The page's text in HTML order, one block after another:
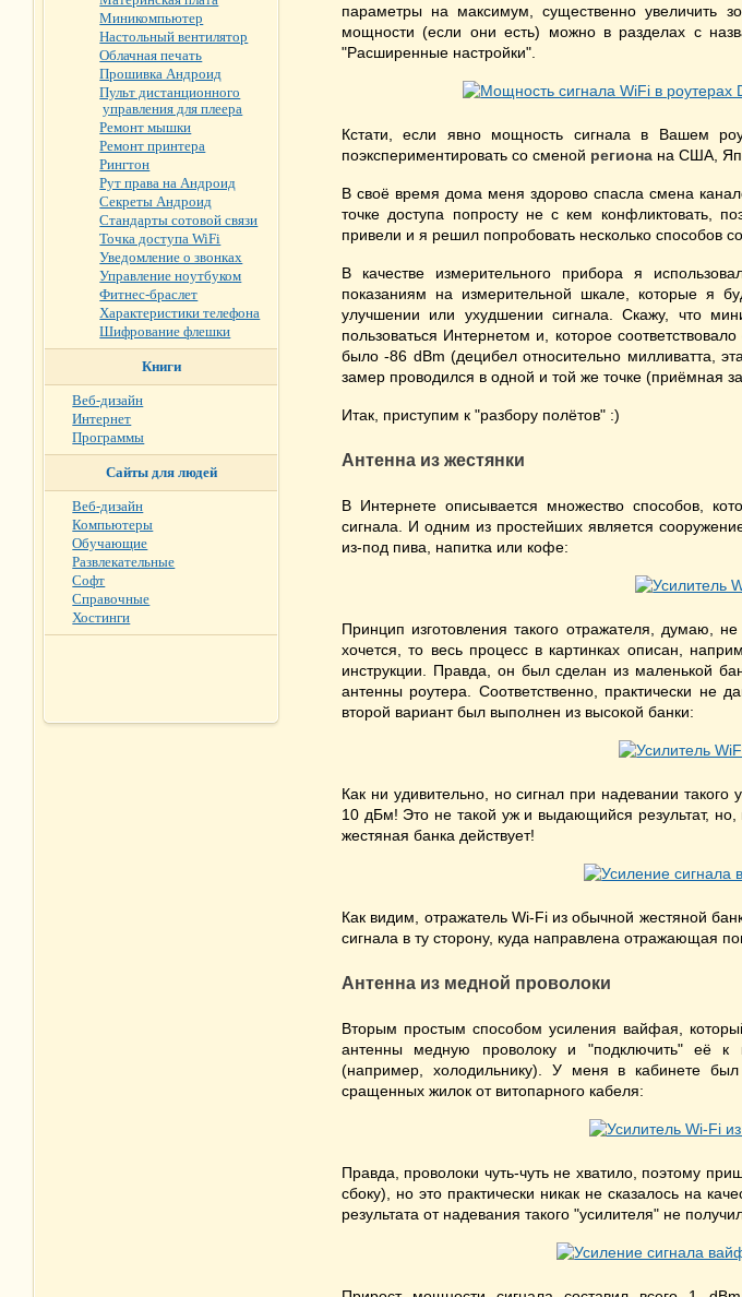
параметры на максимум, существенно увеличить
мощности (если они есть) можно в разделах с
"Расширенные настройки".
Кстати, если явно мощность сигнала в Вашем
поэкспериментировать со сменой региона на США,
В своё время дома меня здорово спасла смена
точке доступа попросту не с кем конфликтовать,
привели и я решил попробовать несколько способов
В качестве измерительного прибора я
показаниям на измерительной шкале, которые я
улучшении или ухудшении сигнала. Скажу, что
пользоваться Интернетом и, которое
было -86 dBm (децибел относительно милливатта,
замер проводился в одной и той же точке (приёмная
Итак, приступим к "разбору полётов" :)
Антенна из жестянки
В Интернете описывается множество способов,
сигнала. И одним из простейших является
из-под пива, напитка или кофе:
Принцип изготовления такого отражателя, думаю,
хочется, то весь процесс в картинках описан,
инструкции. Правда, он был сделан из маленькой
антенны роутера. Соответственно, практически не
второй вариант был выполнен из высокой банки:
Как ни удивительно, но сигнал при надевании
10 дБм! Это не такой уж и выдающийся результат, но,
жестяная банка действует!
Как видим, отражатель Wi-Fi из обычной жестяной
сигнала в ту сторону, куда направлена отражающая
Антенна из медной проволоки
Вторым простым способом усиления вайфая,
антенны медную проволоку и "подключить" её к
(например, холодильнику). У меня в кабинете
сращенных жилок от витопарного кабеля:
Правда, проволоки чуть-чуть не хватило, поэтому
сбоку), но это практически никак не сказалось на
результата от надевания такого "усилителя" не
Миникомпьютер
Настольный вентилятор
Облачная печать
Прошивка Андроид
Пульт дистанционного
управления для плеера
Ремонт мышки
Ремонт принтера
Рингтон
Рут права на Андроид
Секреты Андроид
Стандарты сотовой связи
Точка доступа WiFi
Уведомление о звонках
Управление ноутбуком
Фитнес-браслет
Характеристики телефона
Шифрование флешки
Книги
Веб-дизайн
Интернет
Программы
Сайты для людей
Веб-дизайн
Компьютеры
Обучающие
Развлекательные
Софт
Справочные
Хостинги